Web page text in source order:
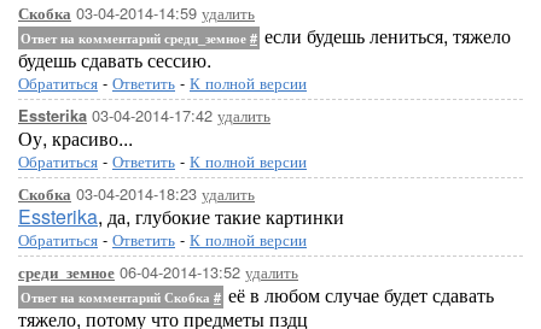
Скобка 03-04-2014-14:59 удалить
Ответ на комментарий среди_земное # если будешь лениться, тяжело
будешь сдавать сессию.
Обратиться - Ответить - К полной версии
Essterika 03-04-2014-17:42 удалить
Оу, красиво...
Обратиться - Ответить - К полной версии
Скобка 03-04-2014-18:23 удалить
Essterika, да, глубокие такие картинки
Обратиться - Ответить - К полной версии
среди_земное 06-04-2014-13:52 удалить
Ответ на комментарий Скобка # её в любом случае будет сдавать
тяжело, потому что предметы пздц